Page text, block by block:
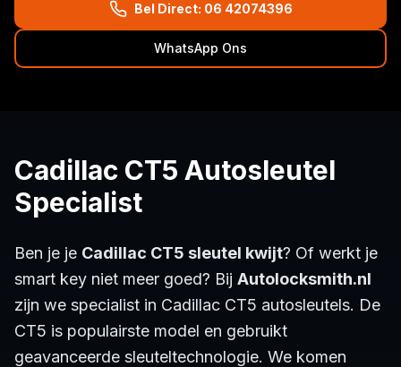
Bel Direct: 06 42074396
WhatsApp Ons
Cadillac CT5 Autosleutel
Specialist
Ben je je Cadillac CT5 sleutel kwijt? Of werkt je
smart key niet meer goed? Bij Autolocksmith.nl
zijn we specialist in Cadillac CT5 autosleutels. De
CT5 is populairste model en gebruikt
geavanceerde sleuteltechnologie. We komen